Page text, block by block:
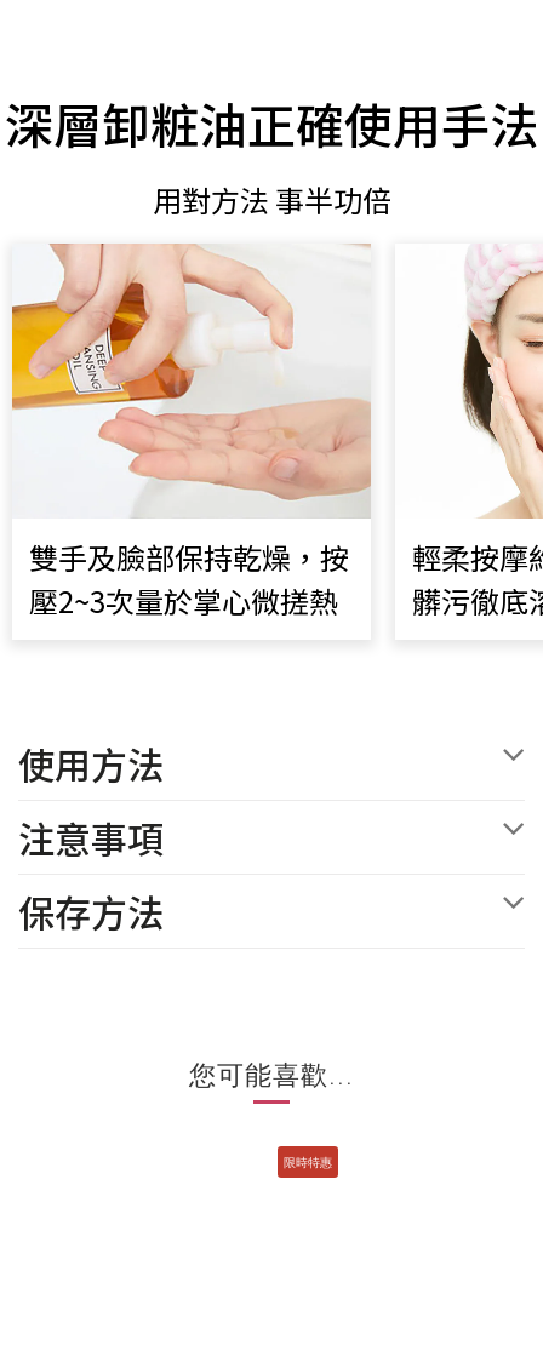
深層卸粧油正確使用手法
用對方法 事半功倍
雙手及臉部保持乾燥，按
壓2~3次量於掌心微搓熱
輕柔按摩
髒污徹底
使用方法
注意事項
保存方法
您可能喜歡...
限時特惠